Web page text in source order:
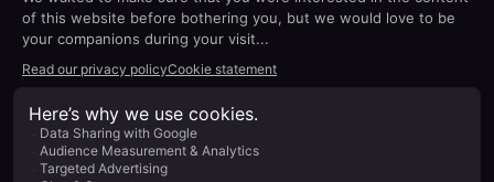
repetido de mensagens acaba sinalizando sua
conta como spam, o que pode fazer com que ela
seja suspensa.
Pipeline de vendas
otimizado